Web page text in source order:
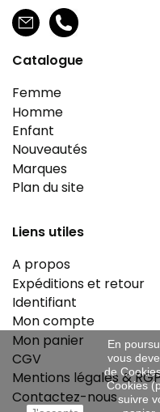
Catalogue
Femme
Homme
Enfant
Nouveautés
Marques
Plan du site
Liens utiles
A propos
Expéditions et retour
Identifiant
Mon compte
Mon panier
CGV
Mentions légales &
Contactez-nous
En
vous
de
Cookies
suivre